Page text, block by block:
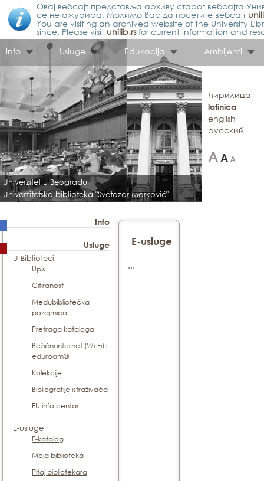
Овај вебсајт представља архиву старог вебсајта
се не ажурира. Молимо Вас да посетите вебсајт
You are visiting an archived website of the University
since. Please visit unilib.rsfor current information and
Info
Usluge Edukacija Ambijenti
Univerzitet u Beogradu
Univerzitetska biblioteka "Svetozar Marković"
ћирилица
latinica
english
русский
Info
Usluge
U Biblioteci
Upis
Citiranost
Međubibliotečka
pozajmica
Pretraga kataloga
Bežični internet (Wi-Fi) i
eduroam®
Kolekcije
Bibliografije istraživača
EU info centar
E-usluge
E-katalog
Moja biblioteka
Pitaj bibliotekara
E-usluge
...